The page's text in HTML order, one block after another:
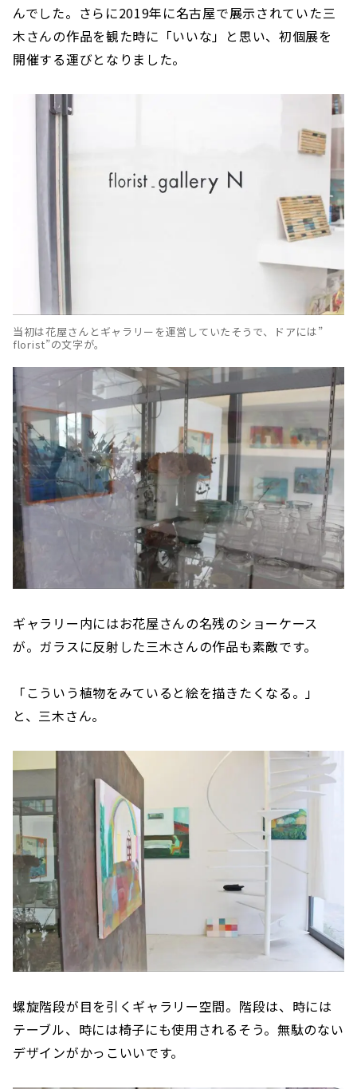
んでした。さらに2019年に名古屋で展示されていた三
木さんの作品を観た時に「いいな」と思い、初個展を
開催する運びとなりました。
当初は花屋さんとギャラリーを運営していたそうで、ドアには”
florist”の文字が。
ギャラリー内にはお花屋さんの名残のショーケース
が。ガラスに反射した三木さんの作品も素敵です。
「こういう植物をみていると絵を描きたくなる。」
と、三木さん。
螺旋階段が目を引くギャラリー空間。階段は、時には
テーブル、時には椅子にも使用されるそう。無駄のない
デザインがかっこいいです。